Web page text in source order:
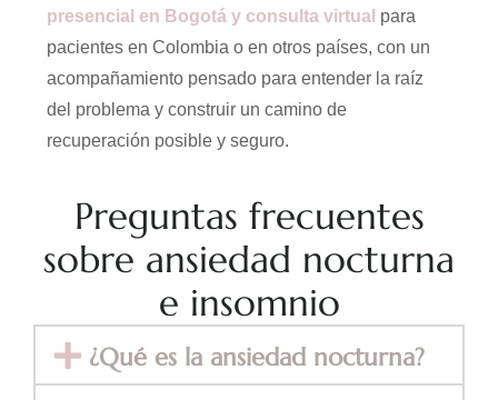
presencial en Bogotá y consulta virtual para
pacientes en Colombia o en otros países, con un
acompañamiento pensado para entender la raíz
del problema y construir un camino de
recuperación posible y seguro.
Preguntas frecuentes
sobre ansiedad nocturna
e insomnio
¿Qué es la ansiedad nocturna?